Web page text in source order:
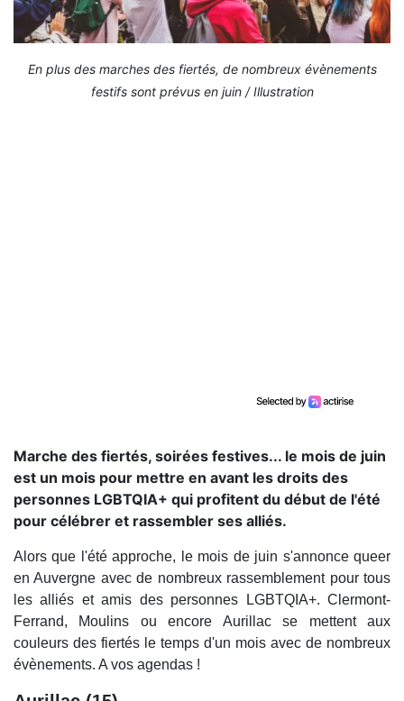
En plus des marches des fiertés, de nombreux évènements
festifs sont prévus en juin / Illustration
Marche des fiertés, soirées festives... le mois de juin
est un mois pour mettre en avant les droits des
personnes LGBTQIA+ qui profitent du début de l'été
pour célébrer et rassembler ses alliés.
Alors que l'été approche, le mois de juin s'annonce queer
en Auvergne avec de nombreux rassemblement pour tous
les alliés et amis des personnes LGBTQIA+. Clermont-
Ferrand, Moulins ou encore Aurillac se mettent aux
couleurs des fiertés le temps d'un mois avec de nombreux
évènements. A vos agendas !